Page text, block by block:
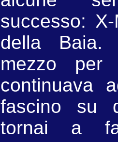
successo:
della Baia.
mezzo per
continuava
fascino su
tornai a